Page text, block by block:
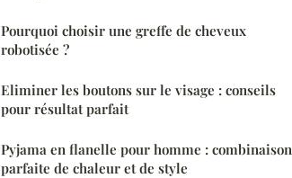
Pourquoi choisir une greffe de cheveux
robotisée ?
Eliminer les boutons sur le visage : conseils
pour résultat parfait
Pyjama en flanelle pour homme : combinaison
parfaite de chaleur et de style